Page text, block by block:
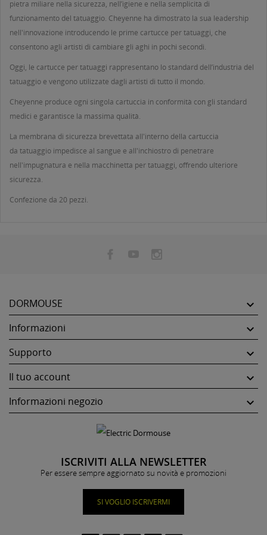
pietra miliare nella sicurezza, nell’igiene e nella semplicità di
funzionamento del tatuaggio. Cheyenne ha dimostrato la sua leadership
nell'innovazione introducendo le prime cartucce per tatuaggi, che
consentono agli artisti di cambiare gli aghi in pochi secondi.
Oggi, le cartucce per tatuaggi rappresentano lo standard dell’industria del
tatuaggio e vengono utilizzate dagli artisti di tutto il mondo.
Cheyenne produce ogni singola cartuccia in conformità con gli standard
medici e garantisce la massima qualità.
La membrana di sicurezza brevettata all'interno della cartuccia
da tatuaggio impedisce al sangue e all'inchiostro di penetrare
nell'impugnatura e nella macchinetta per tatuaggi, offrendo ulteriore
sicurezza.
Confezione da 20 pezzi.
DORMOUSE 
Informazioni 
Supporto 
Il tuo account 
Informazioni negozio 
ISCRIVITI ALLA NEWSLETTER
Per essere sempre aggiornato su novità e promozioni
SI VOGLIO ISCRIVERMI